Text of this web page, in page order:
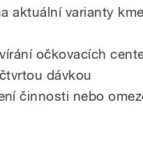
aktuální varianty
očkovacích
dávkou
činnosti nebo